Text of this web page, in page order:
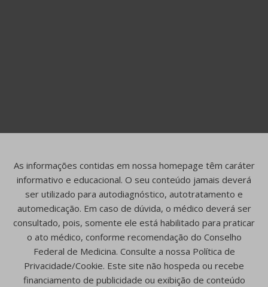
As informações contidas em nossa homepage têm caráter
informativo e educacional. O seu conteúdo jamais deverá
ser utilizado para autodiagnóstico, autotratamento e
automedicação. Em caso de dúvida, o médico deverá ser
consultado, pois, somente ele está habilitado para praticar
o ato médico, conforme recomendação do Conselho
Federal de Medicina. Consulte a nossa Política de
Privacidade/Cookie. Este site não hospeda ou recebe
financiamento de publicidade ou exibição de conteúdo